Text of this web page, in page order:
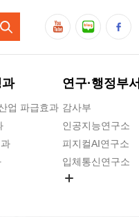
업 파급효과
연구·행정부서
감사부
인공지능연구소
피지컬AI연구소
입체통신연구소